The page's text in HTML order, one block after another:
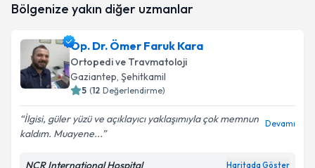
talebi oluşturun. Size bu uzmandan randevu almanız
bilgilendireceğiz.
E-posta Adresiniz
Kişisel verilerimin işlenmesine ilişkin
kapsamda işlenmesini kabul ediyorum.
Bölgenize yakın diğer uzmanlar
Op. Dr. Ömer Faruk Kara
Ortopedi ve Travmatoloji
Gaziantep, Şehitkamil
5 (12 Değerlendirme)
İlgisi, güler yüzü ve açıklayıcı yaklaşımıyla çok memnun
kaldım. Muayene...
Devamı
NCR International Hospital Haritada Göster